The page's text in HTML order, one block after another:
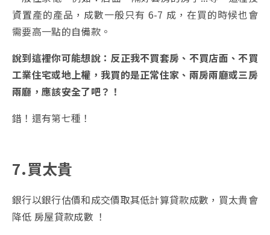
資置產的產品，成數一般只有 6-7 成，在買的時候也會
需要高一點的自備款。
說到這裡你可能想說：反正我不買套房、不買店面、不買
工業住宅或地上權，我買的是正常住家、兩房兩廳或三房
兩廳，應該安全了吧？！
錯！還有第七種！
7.買太貴
銀行以銀行估價和成交價取其低計算貸款成數，買太貴會
降低 房屋貸款成數 ！